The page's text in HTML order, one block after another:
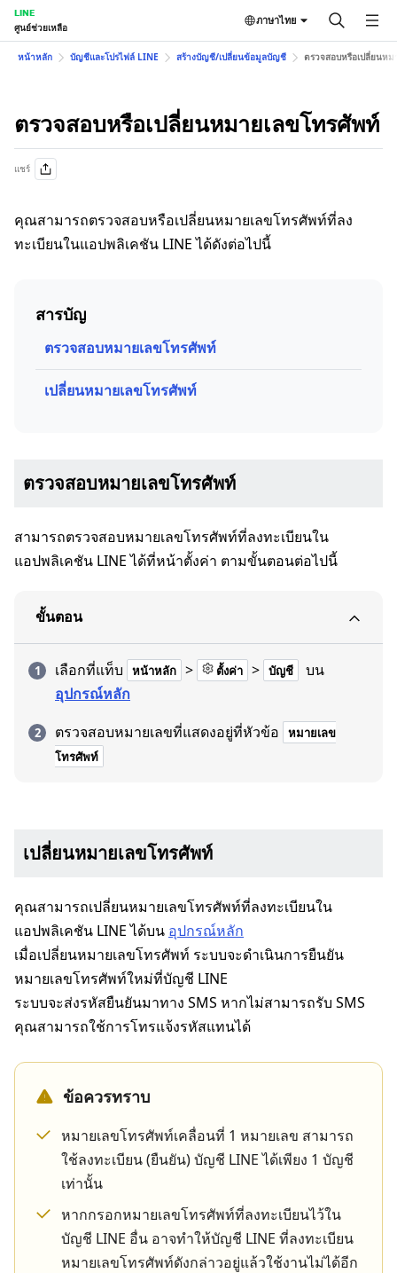
LINE
ศูนย์ช่วยเหลือ
ภาษาไทย
หน้าหลัก บัญชีและโปรไฟล์ LINE สร้างบัญชี/เปลี่ยนข้อมูลบัญชี ตรวจสอบหรือเปลี่ยนหม
ตรวจสอบหรือเปลี่ยนหมายเลขโทรศัพท์
แชร์
คุณสามารถตรวจสอบหรือเปลี่ยนหมายเลขโทรศัพท์ที่ลง
ทะเบียนในแอปพลิเคชัน LINE ได้ดังต่อไปนี้
สารบัญ
ตรวจสอบหมายเลขโทรศัพท์
เปลี่ยนหมายเลขโทรศัพท์
ตรวจสอบหมายเลขโทรศัพท์
สามารถตรวจสอบหมายเลขโทรศัพท์ที่ลงทะเบียนใน
แอปพลิเคชัน LINE ได้ที่หน้าตั้งค่า ตามขั้นตอนต่อไปนี้
ขั้นตอน
เลือกที่แท็บ หน้าหลัก > ตั้งค่า > บัญชี
บน
อุปกรณ์หลัก
ตรวจสอบหมายเลขที่แสดงอยู่ที่หัวข้อ
หมายเลข
โทรศัพท์
เปลี่ยนหมายเลขโทรศัพท์
คุณสามารถเปลี่ยนหมายเลขโทรศัพท์ที่ลงทะเบียนใน
แอปพลิเคชัน LINE ได้บน อุปกรณ์หลัก
เมื่อเปลี่ยนหมายเลขโทรศัพท์ ระบบจะดำเนินการยืนยัน
หมายเลขโทรศัพท์ใหม่ที่บัญชี LINE
ระบบจะส่งรหัสยืนยันมาทาง SMS หากไม่สามารถรับ SMS
คุณสามารถใช้การโทรแจ้งรหัสแทนได้
ข้อควรทราบ
หมายเลขโทรศัพท์เคลื่อนที่ 1 หมายเลข สามารถ
ใช้ลงทะเบียน (ยืนยัน) บัญชี LINE ได้เพียง 1 บัญชี
เท่านั้น
หากกรอกหมายเลขโทรศัพท์ที่ลงทะเบียนไว้ใน
บัญชี LINE อื่น อาจทำให้บัญชี LINE ที่ลงทะเบียน
หมายเลขโทรศัพท์ดังกล่าวอยู่แล้วใช้งานไม่ได้อีก